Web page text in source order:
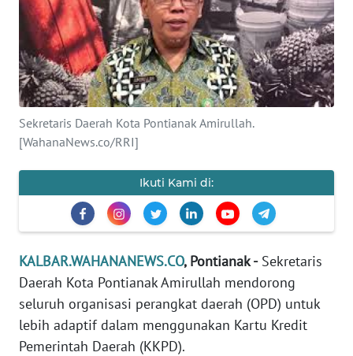
Sekretaris Daerah Kota Pontianak Amirullah.
[WahanaNews.co/RRI]
Ikuti Kami di:
KALBAR.WAHANANEWS.CO, Pontianak -Sekretaris
Daerah Kota Pontianak Amirullah mendorong
seluruh organisasi perangkat daerah (OPD) untuk
lebih adaptif dalam menggunakan Kartu Kredit
Pemerintah Daerah (KKPD).
INDEKS
BERITA
KONTAK
KAMI
INFO
PEDOMAN
MEDIA
SIBER
REDAKSI